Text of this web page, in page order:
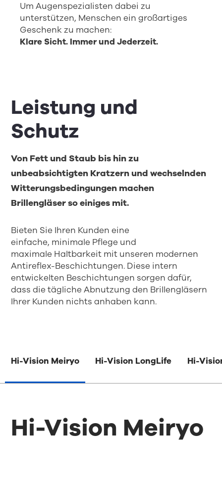
Um Augenspezialisten dabei zu
unterstützen, Menschen ein großartiges
Geschenk zu machen:
Klare Sicht. Immer und Jederzeit.
Leistung und
Schutz
Von Fett und Staub bis hin zu
unbeabsichtigten Kratzern und wechselnden
Witterungsbedingungen machen
Brillengläser so einiges mit.
Bieten Sie Ihren Kunden eine
einfache, minimale Pflege und
maximale Haltbarkeit mit unseren modernen
Antireflex-Beschichtungen. Diese intern
entwickelten Beschichtungen sorgen dafür,
dassdie tägliche Abnutzung den Brillengläsern
Ihrer Kunden nichts anhaben kann.
Hi-Vision Meiryo Hi-Vision LongLife Hi-
Hi-Vision Meiryo